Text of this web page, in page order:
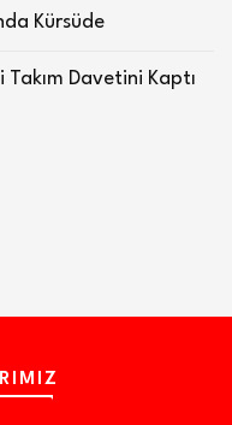
Kürsüde
Davetini Kaptı